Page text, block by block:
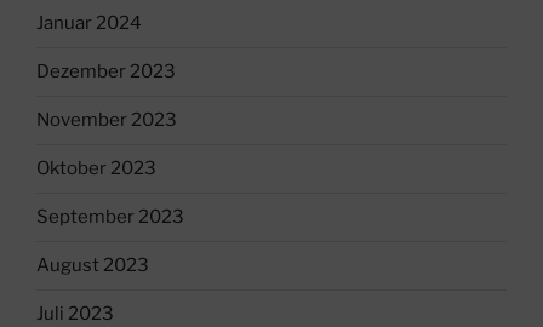
Januar 2024
Dezember 2023
November 2023
Oktober 2023
September 2023
August 2023
Juli 2023